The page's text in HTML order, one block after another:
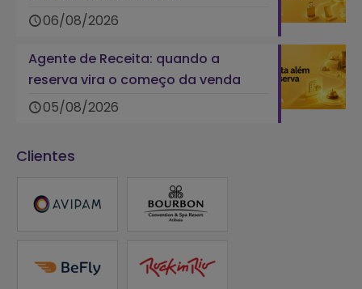
06/08/2026
Agente de Receita: quando a
reserva vira o começo da venda
05/08/2026
Clientes